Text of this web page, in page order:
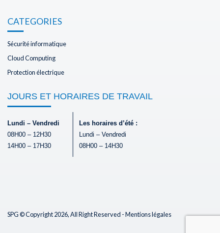
CATEGORIES
Sécurité informatique
Cloud Computing
Protection électrique
JOURS ET HORAIRES DE TRAVAIL
Lundi – Vendredi
08H00 – 12H30
14H00 – 17H30
Les horaires d’été :
Lundi – Vendredi
08H00 – 14H30
SPG © Copyright 2026, All Right Reserved -Mentions légales